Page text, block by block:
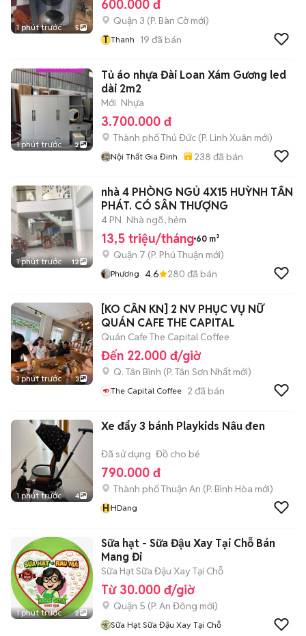
1 phút trước 5
600.000 đ
Quận 3 (P. Bàn Cờmới)
T Thanh 19 đã bán
1 phút trước 2
Tủ áo nhựa Đài Loan Xám Gương led
dài 2m2
Mới Nhựa
3.700.000 đ
Thành phố Thủ Đức (P. Linh Xuân mới)
Nội Thất Gia Đinh 238 đã bán
1 phút trước 12
nhà 4 PHÒNG NGỦ 4X15 HUỲNH TẤN
PHÁT. CÓ SÂN THƯỢNG
4 PN Nhà ngõ, hẻm
13,5 triệu/tháng 60 m²
Quận 7 (P. Phú Thuận mới)
Phương 4.6 280 đã bán
1 phút trước 3
[KO CẦN KN] 2 NV PHỤC VỤ NỮ
QUÁN CAFE THE CAPITAL
Quán Cafe The Capital Coffee
Đến 22.000 đ/giờ
Q. Tân Bình (P. Tân Sơn Nhất mới)
The Capital Coffee 2 đã bán
1 phút trước 4
Xe đẩy 3 bánh Playkids Nâu đen
Đã sử dụng Đồ cho bé
790.000 đ
Thành phố Thuận An (P. Bình Hòa mới)
HHDang
1 phút trước 2
Sữa hạt - Sữa Đậu Xay Tại Chỗ Bán
Mang Đi
Sữa Hạt Sữa Đậu Xay Tại Chỗ
Từ 30.000 đ/giờ
Quận 5 (P. An Đông mới)
Sữa Hạt Sữa Đậu Xay Tại Chỗ